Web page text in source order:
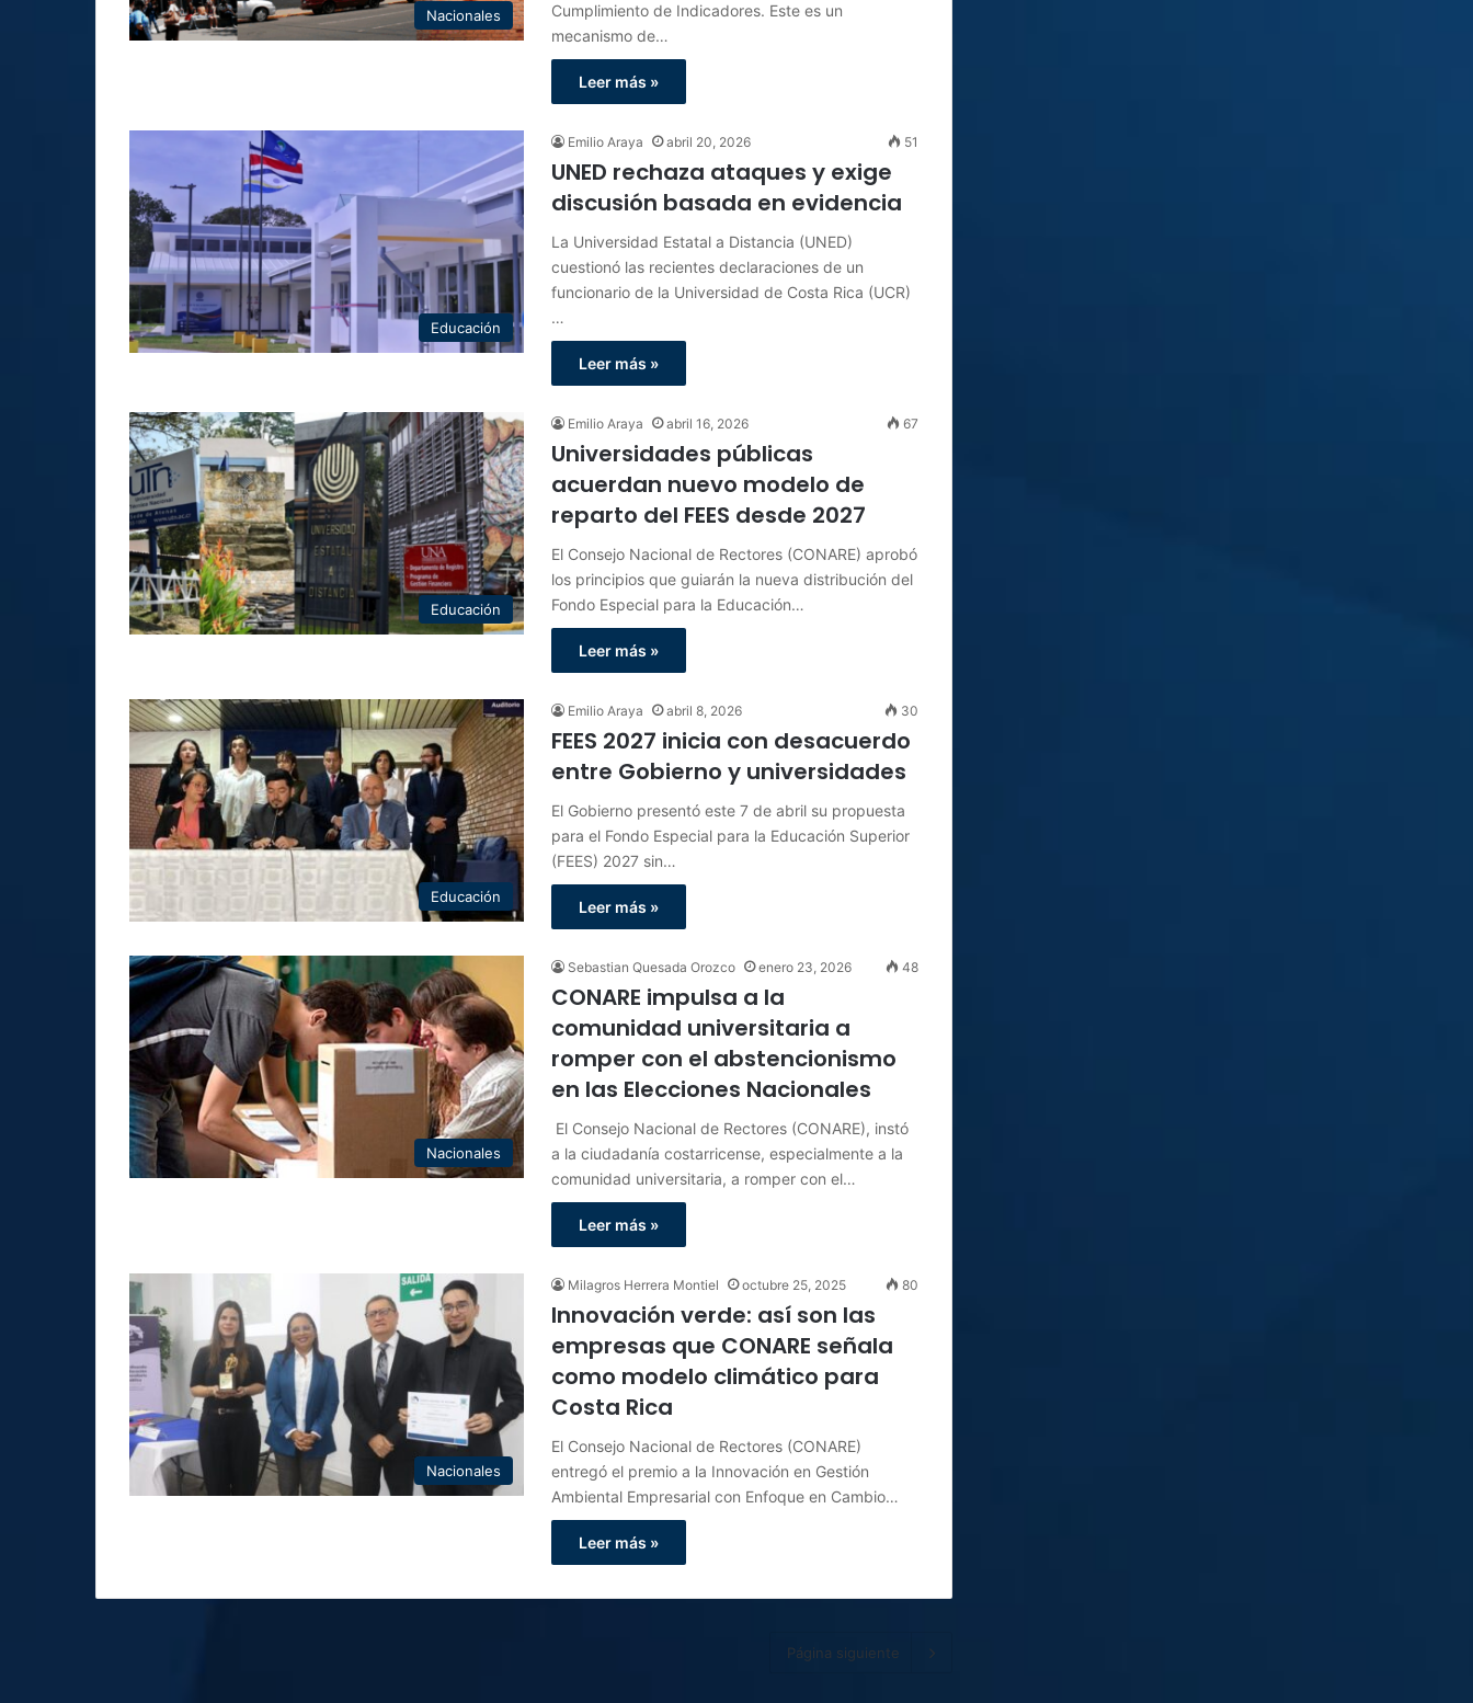
Nacionales
Cumplimiento de Indicadores. Este es un
mecanismo de…
Leer más »
Educación
Emilio Araya abril 20, 2026 51
UNED rechaza ataques y exige
discusión basada en evidencia
La Universidad Estatal a Distancia (UNED)
cuestionó las recientes declaraciones de un
funcionario de la Universidad de Costa Rica (UCR)
…
Leer más »
Educación
Emilio Araya abril 16, 2026 67
Universidades públicas
acuerdan nuevo modelo de
reparto del FEES desde 2027
El Consejo Nacional de Rectores (CONARE) aprobó
los principios que guiarán la nueva distribución del
Fondo Especial para la Educación…
Leer más »
Educación
Emilio Araya abril 8, 2026 30
FEES 2027 inicia con desacuerdo
entre Gobierno y universidades
El Gobierno presentó este 7 de abril su propuesta
para el Fondo Especial para la Educación Superior
(FEES) 2027 sin…
Leer más »
Nacionales
Sebastian Quesada Orozco enero 23, 2026 48
CONARE impulsa a la
comunidad universitaria a
romper con el abstencionismo
en las Elecciones Nacionales
El Consejo Nacional de Rectores (CONARE), instó
a la ciudadanía costarricense, especialmente a la
comunidad universitaria, a romper con el…
Leer más »
Nacionales
Milagros Herrera Montiel octubre 25, 2025 80
Innovación verde: así son las
empresas que CONARE señala
como modelo climático para
Costa Rica
El Consejo Nacional de Rectores (CONARE)
entregó el premio a la Innovación en Gestión
Ambiental Empresarial con Enfoque en Cambio…
Leer más »
Página siguiente